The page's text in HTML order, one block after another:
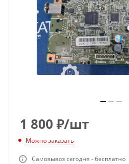
1 800 ₽/шт
Можно заказать
Самовывоз сегодня - бесплатно